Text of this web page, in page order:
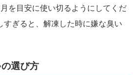
を目安に使い切るようにしてくだ
すぎると、解凍した時に嫌な臭い
選び方